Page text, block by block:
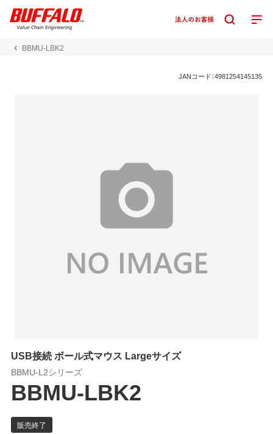
BBMU-LBK2
JANコード：4981254145135
USB接続 ボール式マウス Largeサイズ
BBMU-L2シリーズ
BBMU-LBK2